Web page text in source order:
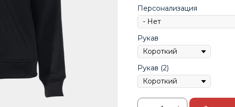
Персонализация
Рукав
Рукав (2)